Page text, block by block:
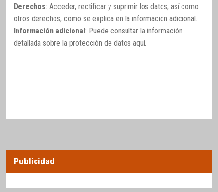
Derechos: Acceder, rectificar y suprimir los datos, así como
otros derechos, como se explica en la información adicional.
Información adicional: Puede consultar la información
detallada sobre la protección de datos aquí.
Publicidad